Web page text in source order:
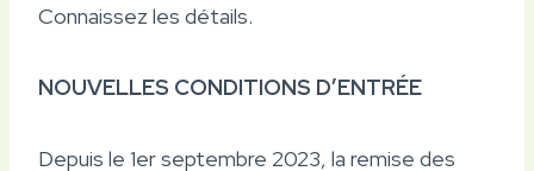
Connaissez les détails.
NOUVELLES CONDITIONS D’ENTRÉE
Depuis le 1er septembre 2023, la remise des